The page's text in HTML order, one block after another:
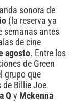
sonora de
(la reserva ya
semanas antes
de cine
agosto. Entre los
de Green
grupo que
de Billie Joe
Q y Mckenna